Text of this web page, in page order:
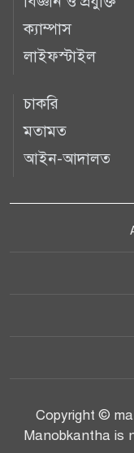
ক্যাম্পাস
লাইফস্টাইল
চাকরি
মতামত
আইন-আদালত
Copyright ©
Manobkantha is